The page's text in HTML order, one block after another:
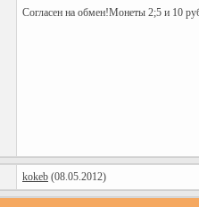
Согласен на обмен!Монеты 2;5 и 10
kokeb (08.05.2012)